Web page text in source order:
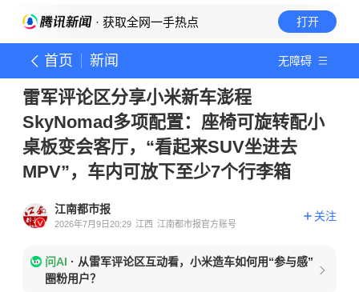
· 获取全网一手热点 打开
首页 新闻 无障碍
雷军评论区分享小米新车澎程
SkyNomad多项配置：座椅可旋转配小
桌板变会客厅，“看起来SUV坐进去
MPV”，车内可放下至少7个行李箱
江南都市报
2026年7月9日20:29 江西 江南都市报官方账号
关注
问AI · 从雷军评论区互动看，小米造车如何用“参与感”
圈粉用户？